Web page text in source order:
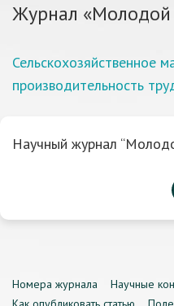
Журнал «Молодой
Сельскохозяйственное
производительность
Научный журнал
Номера журнала Научные